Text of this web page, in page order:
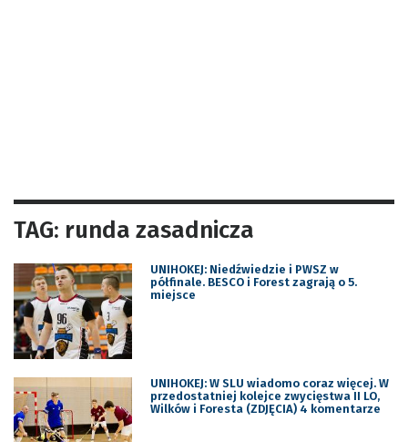
TAG: runda zasadnicza
UNIHOKEJ: Niedźwiedzie i PWSZ w
półfinale. BESCO i Forest zagrają o 5.
miejsce
UNIHOKEJ: W SLU wiadomo coraz więcej. W
przedostatniej kolejce zwycięstwa II LO,
Wilków i Foresta (ZDJĘCIA) 4 komentarze